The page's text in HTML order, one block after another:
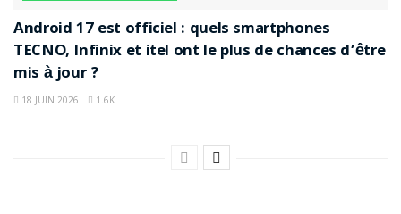
Android 17 est officiel : quels smartphones
TECNO, Infinix et itel ont le plus de chances d’être
mis à jour ?
18 JUIN 2026 1.6K